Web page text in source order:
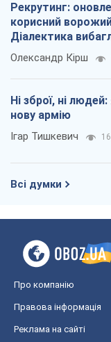
Рекрутинг:
корисний
Діалектика
Олександр Кірш
Ні зброї, ні
нову армію
Ігар Тишкевич
Всі думки
Про компанію
Правова інформація
Реклама на сайті